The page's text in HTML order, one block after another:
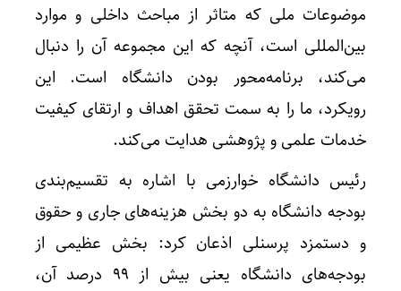
موضوعات ملی که متاثر از مباحث داخلی و موارد
بین‌المللی است، آنچه که این مجموعه آن را دنبال
می‌کند، برنامه‌محور بودن دانشگاه است. این
رویکرد، ما را به سمت تحقق اهداف و ارتقای کیفیت
خدمات علمی و پژوهشی هدایت می‌کند.
رئیس دانشگاه خوارزمی با اشاره به تقسیم‌بندی
بودجه دانشگاه‌ به دو بخش هزینه‌های جاری و حقوق
و دستمزد پرسنلی اذعان کرد: بخش عظیمی از
بودجه‌های دانشگاه یعنی بیش از ۹۹ درصد آن،